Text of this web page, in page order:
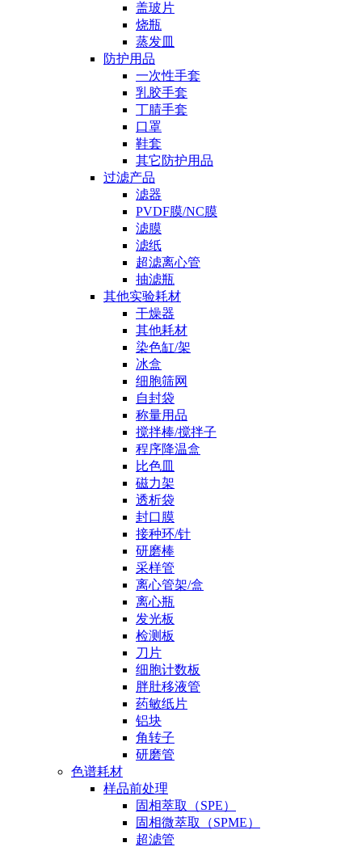
盖玻片
烧瓶
蒸发皿
防护用品
一次性手套
乳胶手套
丁腈手套
口罩
鞋套
其它防护用品
过滤产品
滤器
PVDF膜/NC膜
滤膜
滤纸
超滤离心管
抽滤瓶
其他实验耗材
干燥器
其他耗材
染色缸/架
冰盒
细胞筛网
自封袋
称量用品
搅拌棒/搅拌子
程序降温盒
比色皿
磁力架
透析袋
封口膜
接种环/针
研磨棒
采样管
离心管架/盒
离心瓶
发光板
检测板
刀片
细胞计数板
胖肚移液管
药敏纸片
铝块
角转子
研磨管
色谱耗材
样品前处理
固相萃取（SPE）
固相微萃取（SPME）
超滤管